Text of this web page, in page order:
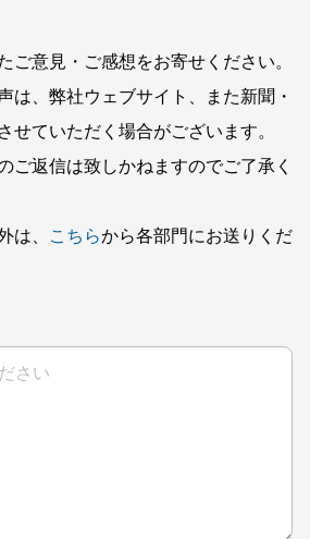
ご意見・ご感想をお寄せください。
は、弊社ウェブサイト、また新聞・
せていただく場合がございます。
ご返信は致しかねますのでご了承く
は、
こちらから各部門にお送りくだ